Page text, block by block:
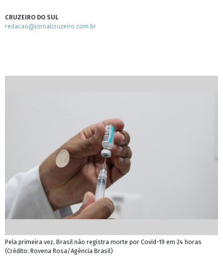
CRUZEIRO DO SUL
redacao@jornalcruzeiro.com.br
Pela primeira vez, Brasil não registra morte por Covid-19 em 24 horas
(Crédito: Rovena Rosa/Agência Brasil)